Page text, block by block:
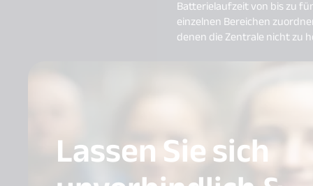
Batterielaufzeit von bis zu
einzelnen Bereichen
denen die Zentrale nicht zu
Lassen Sie sich